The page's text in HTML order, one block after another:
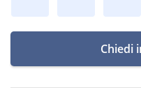
Chiedi